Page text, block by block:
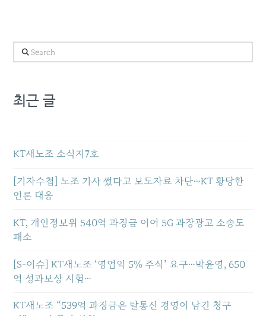
Search
최근 글
KT새노조 소식지7호
[기자수첩] 노조 기사 썼다고 보도자료 차단…KT 황당한
언론 대응
KT, 개인정보위 540억 과징금 이어 5G 과장광고 소송도
패소
[S-이슈] KT새노조 ‘영업익 5% 주식’ 요구…박윤영, 650
억 성과보상 시험…
KT새노조 “539억 과징금은 탈통신 경영이 남긴 청구